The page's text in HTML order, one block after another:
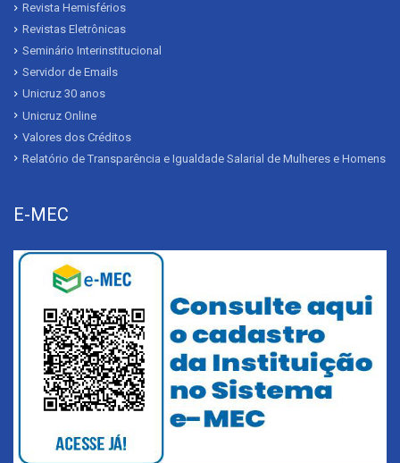
Revista Hemisférios
Revistas Eletrônicas
Seminário Interinstitucional
Servidor de Emails
Unicruz 30 anos
Unicruz Online
Valores dos Créditos
Relatório de Transparência e Igualdade Salarial de Mulheres e Homens
E-MEC